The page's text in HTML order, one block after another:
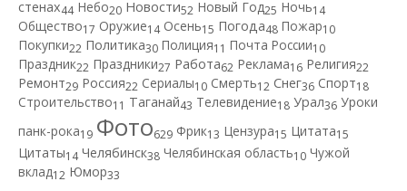
стенах44 Небо20 Новости52 Новый Год25 Ночь14
Общество17 Оружие14 Осень15 Погода48 Пожар10
Покупки22 Политика30 Полиция11 Почта России10
Праздник22 Праздники27 Работа62 Реклама16 Религия22
Ремонт29 Россия22 Сериалы10 Смерть12 Снег36 Спорт18
Строительство11 Таганай43 Телевидение18 Урал36 Уроки
панк-рока19 Фото629 Фрик13 Цензура15 Цитата15
Цитаты14 Челябинск38 Челябинская область10 Чужой
вклад12 Юмор33